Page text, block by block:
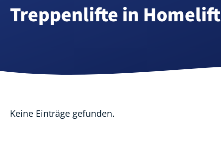
Treppenlifte in Homelift
Keine Einträge gefunden.